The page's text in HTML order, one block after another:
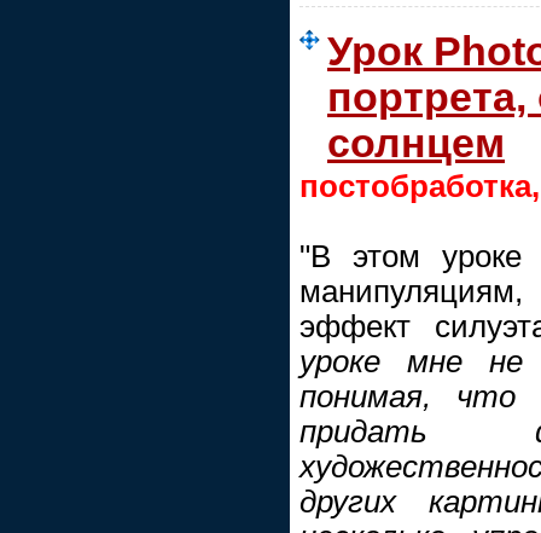
Урок
солнцем
"В этом уроке
манипуляциям,
эффект
уроке мне не
понимая, что
придать
других